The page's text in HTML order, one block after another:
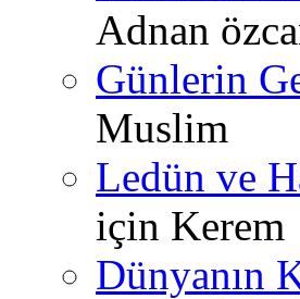
Adnan
Günlerin
Muslim
Ledün ve
için Kerem
Dünyanın